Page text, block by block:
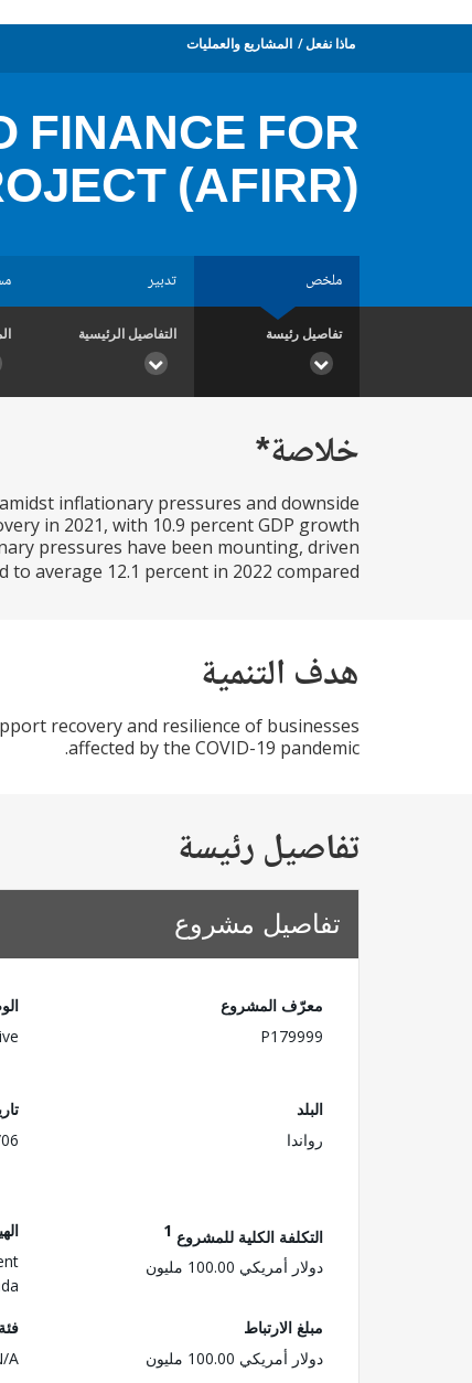
ماذا نفعل المشاريع والعمليات
FINANCE FOR
(AFIRR)
ملخص تدبير
تفاصيل رئيسة التفاصيل الرئيسية
خلاصة*
inflationary pressures and downside
in 2021, with 10.9 percent GDP growth
pressures have been mounting, driven
average 12.1 percent in 2022 compared...
هدف التنمية
recovery and resilience of businesses
affected by the COVID-19 pandemic.
تفاصيل رئيسة
تفاصيل مشروع
معرّف المشروع
P179999
البلد
رواندا
التكلفة الكلية للمشروع 1
دولار أمريكي 100.00 مليون
مبلغ الارتباط
دولار أمريكي 100.00 مليون
A